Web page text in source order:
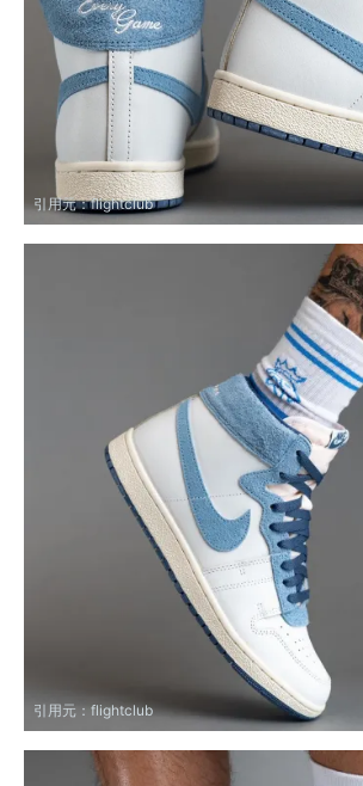
引用元：flightclub
引用元： flightclub